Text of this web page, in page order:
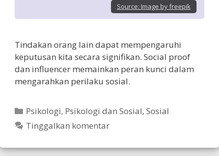
Source: Image by freepik
Tindakan orang lain dapat mempengaruhi
keputusan kita secara signifikan. Social proof
dan influencer memainkan peran kunci dalam
mengarahkan perilaku sosial.
Kategori
Psikologi, Psikologi dan Sosial,Sosial
Tinggalkan komentar